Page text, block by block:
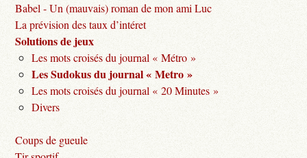
Babel - Un (mauvais) roman de mon ami Luc
La prévision des taux d’intéret
Solutions de jeux
Les mots croisés du journal « Métro »
Les Sudokus du journal « Metro »
Les mots croisés du journal « 20 Minutes »
Divers
Coups de gueule